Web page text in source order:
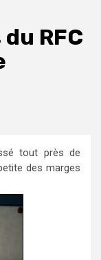
RFC
tout près de
des marges